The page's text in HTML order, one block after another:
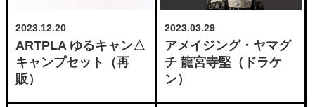
2023.12.20
ARTPLA ゆるキャン△
キャンプセット（再
販）
2023.03.29
アメイジング・ヤマグ
チ 龍宮寺堅（ドラケ
ン）